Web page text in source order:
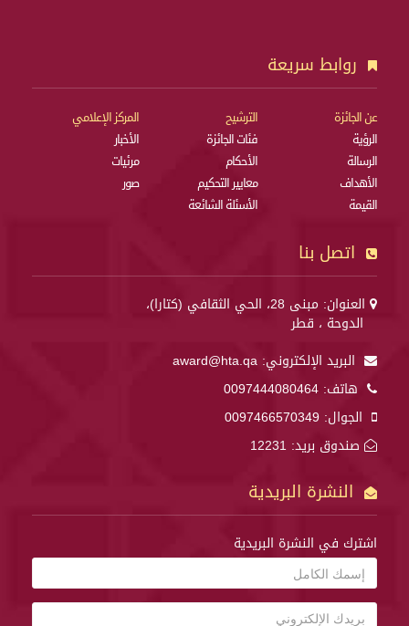
روابط سريعة
عن الجائزة
الرؤية
الرسالة
الأهداف
القيمة
الترشيح
فئات الجائزة
الأحكام
معايير التحكيم
الأسئلة الشائعة
المركز الإعلامي
الأخبار
مرئيات
صور
اتصل بنا
العنوان: مبنى 28، الحي الثقافي (كتارا)،
الدوحة ، قطر
البريد الإلكتروني: award@hta.qa
هاتف: 0097444080464
الجوال: 0097466570349
صندوق بريد: 12231
النشرة البريدية
اشترك في النشرة البريدية